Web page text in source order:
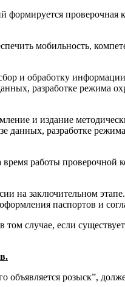
проверочная
мобильность,
и обработку
разработке режима
и издание
данных, разработке
работы проверочной
на заключительном
паспортов и
случае, если
розыск”,